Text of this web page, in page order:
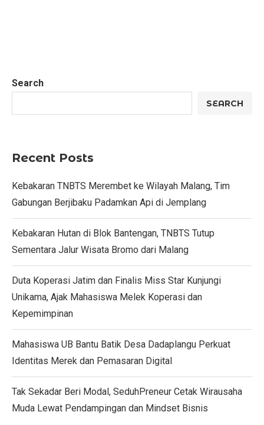
Search
SEARCH
Recent Posts
Kebakaran TNBTS Merembet ke Wilayah Malang, Tim
Gabungan Berjibaku Padamkan Api di Jemplang
Kebakaran Hutan di Blok Bantengan, TNBTS Tutup
Sementara Jalur Wisata Bromo dari Malang
Duta Koperasi Jatim dan Finalis Miss Star Kunjungi
Unikama, Ajak Mahasiswa Melek Koperasi dan
Kepemimpinan
Mahasiswa UB Bantu Batik Desa Dadaplangu Perkuat
Identitas Merek dan Pemasaran Digital
Tak Sekadar Beri Modal, SeduhPreneur Cetak Wirausaha
Muda Lewat Pendampingan dan Mindset Bisnis